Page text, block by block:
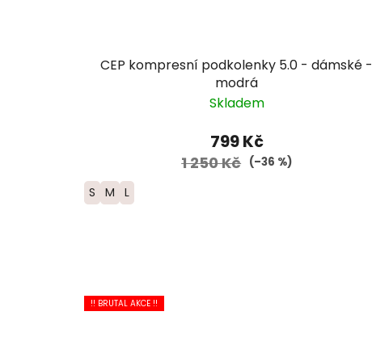
CEP kompresní podkolenky 5.0 - dámské -
modrá
Skladem
799 Kč
1 250 Kč (–36 %)
S M L
!! BRUTAL AKCE !!